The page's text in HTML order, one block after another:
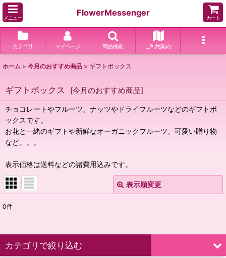
メニュー
FlowerMessenger
カート
カテゴリ マイページ 商品検索 ご利用案内
ホーム > 今月のおすすめ商品 > ギフトボックス
ギフトボックス [今月のおすすめ商品]
チョコレートやフルーツ、ナッツやドライフルーツなどのギフトボ
ックスです。
お花と一緒のギフトや新鮮なオーガニックフルーツ、可愛い贈り物
など。。。
表示価格は送料などの諸費用込みです。
表示順変更
表示数 :
0件
カテゴリで絞り込む